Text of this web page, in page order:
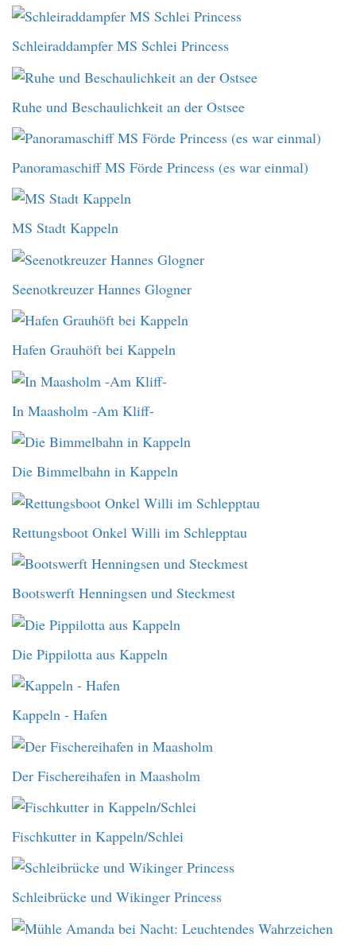
Schleiraddampfer MS Schlei Princess
Ruhe und Beschaulichkeit an der Ostsee
Panoramaschiff MS Förde Princess (es war einmal)
MS Stadt Kappeln
Seenotkreuzer Hannes Glogner
Hafen Grauhöft bei Kappeln
In Maasholm -Am Kliff-
Die Bimmelbahn in Kappeln
Rettungsboot Onkel Willi im Schlepptau
Bootswerft Henningsen und Steckmest
Die Pippilotta aus Kappeln
Kappeln - Hafen
Der Fischereihafen in Maasholm
Fischkutter in Kappeln/Schlei
Schleibrücke und Wikinger Princess